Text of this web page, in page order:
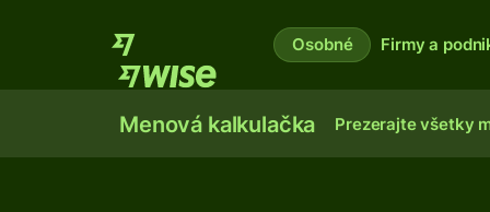
Osobné Firmy a
Menová kalkulačka Prezerajte všetky